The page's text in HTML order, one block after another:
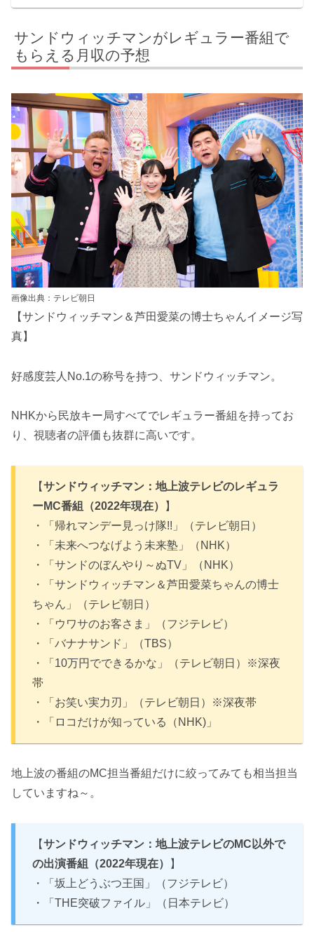
サンドウィッチマンがレギュラー番組で
もらえる月収の予想
画像出典：テレビ朝日
【サンドウィッチマン＆芦田愛菜の博士ちゃんイメージ写
真】
好感度芸人No.1の称号を持つ、サンドウィッチマン。
NHKから民放キー局すべてでレギュラー番組を持ってお
り、視聴者の評価も抜群に高いです。
【サンドウィッチマン：地上波テレビのレギュラ
ーMC番組（2022年現在）
】
・「帰れマンデー見っけ隊!!」（テレビ朝日）
・「未来へつなげよう未来塾」（NHK）
・「サンドのぼんやり～ぬTV」（NHK）
・「サンドウィッチマン＆芦田愛菜ちゃんの博士
ちゃん」（テレビ朝日）
・「ウワサのお客さま」（フジテレビ）
・「バナナサンド」（TBS）
・「10万円でできるかな」（テレビ朝日）※深夜
帯
・「お笑い実力刃」（テレビ朝日）※深夜帯
・「ロコだけが知っている（NHK)」
地上波の番組のMC担当番組だけに絞ってみても相当担当
していますね～。
【サンドウィッチマン：地上波テレビのMC以外で
の出演番組（2022年現在）
】
・「坂上どうぶつ王国」（フジテレビ）
・「THE突破ファイル」（日本テレビ）